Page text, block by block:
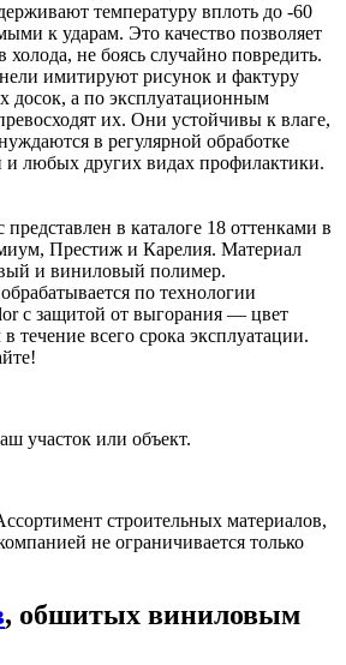
температуру вплоть до -60
к ударам. Это качество позволяет
не боясь случайно повредить.
имитируют рисунок и фактуру
досок, а по эксплуатационным
их. Они устойчивы к влаге,
в регулярной обработке
и любых других видах профилактики.
в каталоге 18 оттенками в
Престиж и Карелия. Материал
и виниловый полимер.
по технологии
с защитой от выгорания — цвет
течение всего срока эксплуатации.
участок или объект.
строительных материалов,
не ограничивается только
, обшитых виниловым